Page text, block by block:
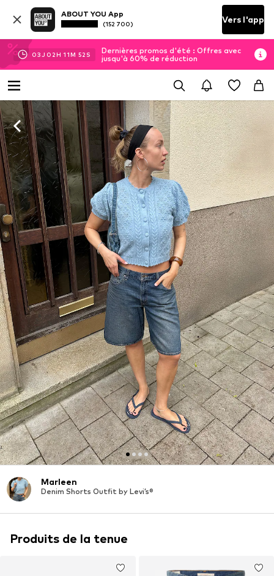
ABOUT YOU App
(152 700) Vers l'app
03J 02H 11M 51 S
Dernières promos d'été : Offres avec
jusqu'à 60% de réduction
Marleen
Denim Shorts Outfit by Levi’s®
Produits de la tenue